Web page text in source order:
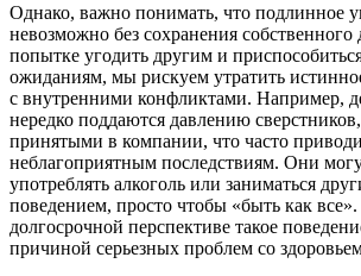
Однако, важно понимать, что подлинное
невозможно без сохранения собственного
попытке угодить другим и
ожиданиям, мы рискуем утратить
с внутренними конфликтами. Например,
нередко поддаются давлению
принятыми в компании, что часто
неблагоприятным последствиям. Они
употреблять алкоголь или заниматься
поведением, просто чтобы «быть как
долгосрочной перспективе такое
причиной серьезных проблем со